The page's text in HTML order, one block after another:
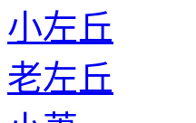
小左丘
老左丘